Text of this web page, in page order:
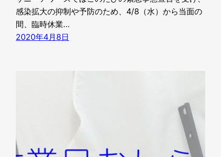
感染拡大の抑制や予防のため、4/8（水）から当面の
間、臨時休業…
2020年4月8日